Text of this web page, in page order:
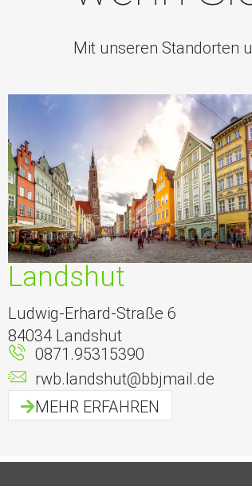
Mit unseren Standorten
Landshut
Ludwig-Erhard-Straße 6
84034 Landshut
0871.95315390
rwb.landshut@bbjmail.de
MEHR ERFAHREN